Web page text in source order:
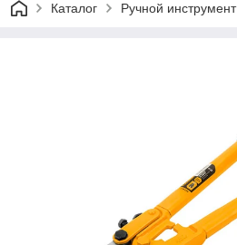
Каталог Ручной инструмент